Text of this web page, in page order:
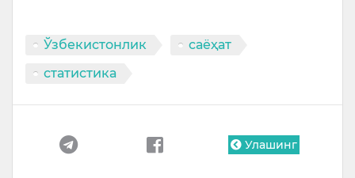
Ўзбекистонлик
саёҳат
статистика
Улашинг